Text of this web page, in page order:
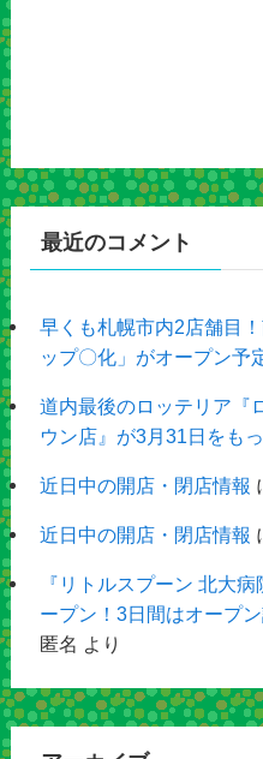
最近のコメント
早くも札幌市内2店舗目
ップ〇化」がオープン予
道内最後のロッテリア『
ウン店』が3月31日をも
近日中の開店・閉店情報
近日中の開店・閉店情報
『リトルスプーン 北大
ープン！3日間はオープ
匿名 より